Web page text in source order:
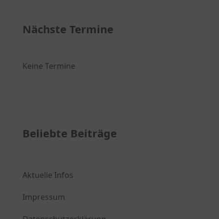
Nächste Termine
Keine Termine
Beliebte Beiträge
Aktuelle Infos
Impressum